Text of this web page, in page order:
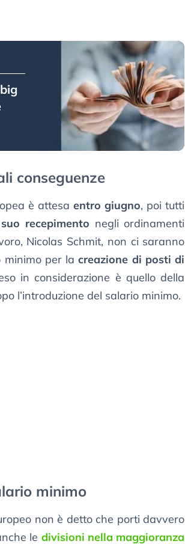
conseguenze
è attesa entro giugno, poi tutti
recepimento negli ordinamenti
Nicolas Schmit, non ci saranno
minimo per lacreazione di posti di
in considerazione è quello della
l’introduzione del salario minimo.
minimo
non è detto che porti davvero
le divisioni nella maggioranza